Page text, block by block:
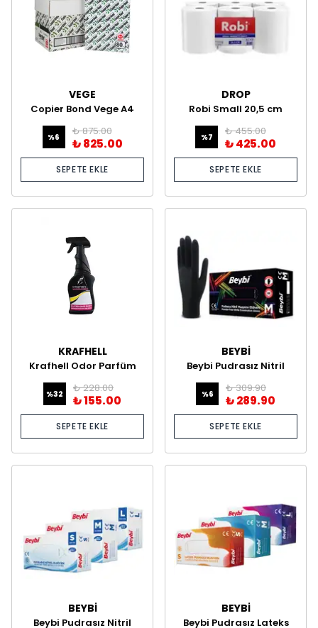
VEGE
Copier Bond Vege A4
Fotokopi Kağıdı 500
Yaprak *5 Paket
%6 ₺ 875.00
₺ 825.00
SEPETE EKLE
DROP
Robi Small 20,5 cm
Hareketli Havlu 3,5 kg
%7 ₺ 455.00
₺ 425.00
SEPETE EKLE
KRAFHELL
Krafhell Odor Parfüm
500 ml
%32 ₺ 228.00
₺ 155.00
SEPETE EKLE
BEYBİ
Beybi Pudrasız Nitril
Siyah Muayene Eldiveni
– 100’lük Kutu
%6 ₺ 309.90
₺ 289.90
SEPETE EKLE
BEYBİ
Beybi Pudrasız Nitril
BEYBİ
Beybi Pudrasız Lateks